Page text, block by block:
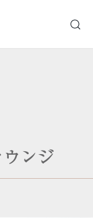
ンジ